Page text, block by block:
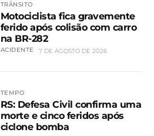
TRÂNSITO
Motociclista fica gravemente
ferido após colisão com carro
na BR-282
ACIDENTE 7 DE AGOSTO DE 2026
TEMPO
RS: Defesa Civil confirma uma
morte e cinco feridos após
ciclone bomba